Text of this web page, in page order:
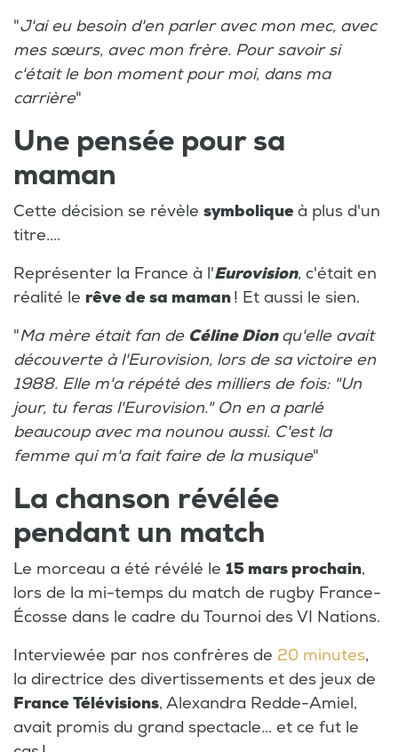
"J'ai eu besoin d'en parler avec mon mec, avec
mes sœurs, avec mon frère. Pour savoir si
c'était le bon moment pour moi, dans ma
carrière"
Une pensée pour sa
maman
Cette décision se révèle symboliqueà plus d'un
titre....
Représenter la France à l'Eurovision, c'était en
réalité le rêve de sa maman! Et aussi le sien.
"Ma mère était fan de Céline Dionqu'elle avait
découverte à l'Eurovision, lors de sa victoire en
1988. Elle m'a répété des milliers de fois: "Un
jour, tu feras l'Eurovision." On en a parlé
beaucoup avec ma nounou aussi. C'est la
femme qui m'a fait faire de la musique"
La chanson révélée
pendant un match
Le morceau a été révélé le 15 mars prochain,
lors de la mi-temps du match de rugby France-
Écosse dans le cadre du Tournoi des VI Nations.
Interviewée par nos confrères de 20 minutes,
la directrice des divertissements et des jeux de
France Télévisions, Alexandra Redde-Amiel,
avait promis du grand spectacle... et ce fut le